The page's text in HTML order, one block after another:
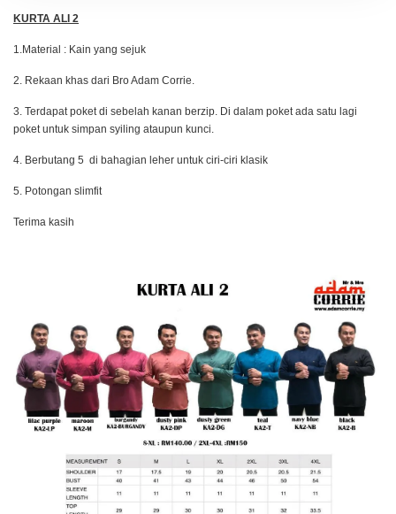
KURTA ALI 2
1.Material : Kain yang sejuk
2. Rekaan khas dari Bro Adam Corrie.
3. Terdapat poket di sebelah kanan berzip. Di dalam poket ada satu lagi
poket untuk simpan syiling ataupun kunci.
4. Berbutang 5 di bahagian leher untuk ciri-ciri klasik
5. Potongan slimfit
Terima kasih